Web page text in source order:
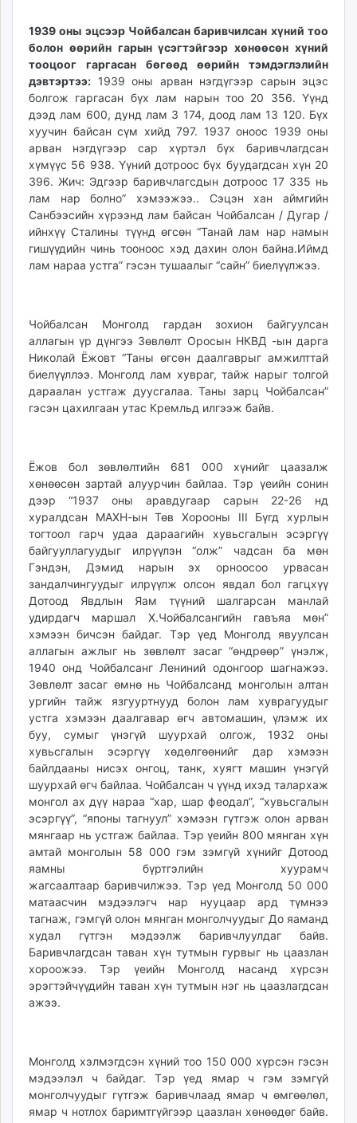
1939 оны эцсээр Чойбалсан баривчилсан хүний тоо
болон өөрийн гарын үсэгтэйгээр хөнөөсөн хүний
тооцоог гаргасан бөгөөд өөрийн тэмдэглэлийн
дэвтэртээ: 1939 оны арван нэгдүгээр сарын эцэс
болгож гаргасан бүх лам нарын тоо 20 356. Үүнд
дээд лам 600, дунд лам 3 174, доод лам 13 120. Бүх
хуучин байсан сүм хийд 797. 1937 оноос 1939 оны
арван нэгдүгээр сар хүртэл бүх баривчлагдсан
хүмүүс 56 938. Үүний дотроос бүх буудагдсан хүн 20
396. Жич: Эдгээр баривчлагсдын дотроос 17 335 нь
лам нар болно” хэмээжээ.. Сэцэн хан аймгийн
Санбээсийн хүрээнд лам байсан Чойбалсан / Дугар /
ийнхүү Сталины түүнд өгсөн “Танай лам нар намын
гишүүдийн чинь тооноос хэд дахин олон байна.Иймд
лам нараа устга” гэсэн тушаалыг “сайн” биелүүлжээ.
Чойбалсан Монголд гардан зохион байгуулсан
аллагын үр дүнгээ Зөвлөлт Оросын НКВД -ын дарга
Николай Ёжовт “Таны өгсөн даалгаврыг амжилттай
биелүүллээ. Монголд лам хувраг, тайж нарыг толгой
дараалан устгаж дуусгалаа. Таны зарц Чойбалсан”
гэсэн цахилгаан утас Кремльд илгээж байв.
Ёжов бол зөвлөлтийн 681 000 хүнийг цаазалж
хөнөөсөн зартай алуурчин байлаа. Тэр үеийн сонин
дээр “1937 оны аравдугаар сарын 22-26 нд
хуралдсан МАХН-ын Төв Хорооны III Бүгд хурлын
тогтоол гарч удаа дараагийн хувьсгалын эсэргүү
байгууллагуудыг илрүүлэн “олж” чадсан ба мөн
Гэндэн, Дэмид нарын эх орноосоо урвасан
зандалчингуудыг илрүүлж олсон явдал бол гагцхүү
Дотоод Явдлын Яам түүний шалгарсан манлай
удирдагч маршал Х.Чойбалсангийн гавъяа мөн”
хэмээн бичсэн байдаг. Тэр үед Монголд явуулсан
аллагын ажлыг нь зөвлөлт засаг “өндрөөр” үнэлж,
1940 онд Чойбалсанг Лениний одонгоор шагнажээ.
Зөвлөлт засаг өмнө нь Чойбалсанд монголын алтан
ургийн тайж язгууртнууд болон лам хуврагуудыг
устга хэмээн даалгавар өгч автомашин, үлэмж их
буу, сумыг үнэгүй шуурхай олгож, 1932 оны
хувьсгалын эсэргүү хөдөлгөөнийг дар хэмээн
байлдааны нисэх онгоц, танк, хуягт машин үнэгүй
шуурхай өгч байлаа. Чойбалсан ч үүнд ихэд талархаж
монгол ах дүү нараа “хар, шар феодал”, “хувьсгалын
эсэргүү”, “японы тагнуул” хэмээн гүтгэж олон арван
мянгаар нь устгаж байлаа. Тэр үеийн 800 мянган хүн
амтай монголын 58 000 гэм зэмгүй хүнийг Дотоод
яамны бүртгэлийн хуурамч
жагсаалтаар баривчилжээ. Тэр үед Монголд 50 000
матаасчин мэдээлэгч нар нууцаар ард түмнээ
тагнаж, гэмгүй олон мянган монголчуудыг До яаманд
худал гүтгэн мэдээлж баривчлуулдаг байв.
Баривчлагдсан таван хүн тутмын гурвыг нь цаазлан
хороожээ. Тэр үеийн Монголд насанд хүрсэн
эрэгтэйчүүдийн таван хүн тутмын нэг нь цаазлагдсан
ажээ.
Монголд хэлмэгдсэн хүний тоо 150 000 хүрсэн гэсэн
мэдээлэл ч байдаг. Тэр үед ямар ч гэм зэмгүй
монголчуудыг гүтгэж баривчлаад ямар ч өмгөөлөл,
ямар ч нотлох баримтгүйгээр цаазлан хөнөөдөг байв.